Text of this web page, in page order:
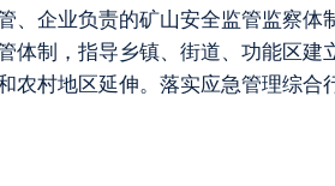
企业负责的矿山安全监管监察
制，指导乡镇、街道、功能区
村地区延伸。落实应急管理综